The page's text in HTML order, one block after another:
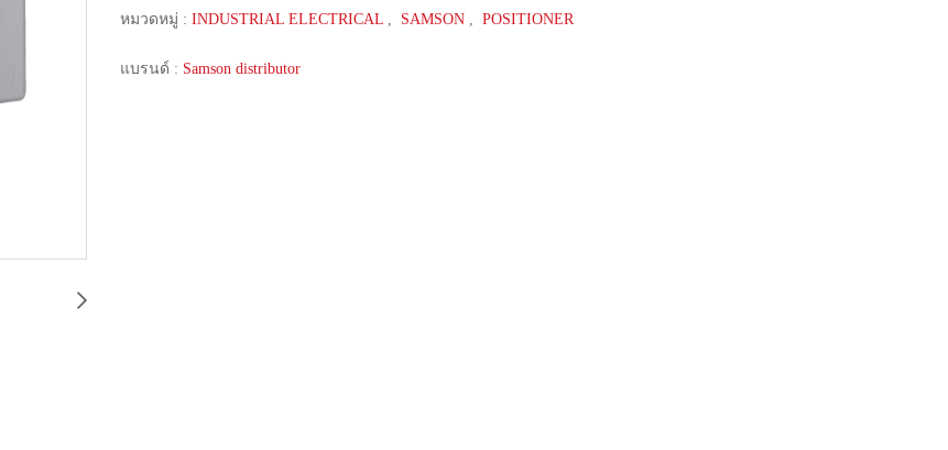
หมวดหมู่ : INDUSTRIAL ELECTRICAL , SAMSON , POSITIONER
แบรนด์ : Samson distributor